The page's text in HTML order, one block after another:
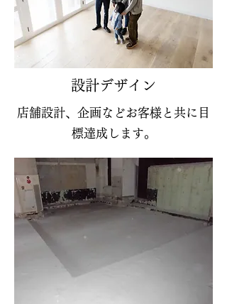
​設計デザイン
​店舗設計、企画などお客様と共に目
標達成します。